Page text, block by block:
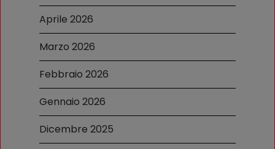
Aprile 2026
Marzo 2026
Febbraio 2026
Gennaio 2026
Dicembre 2025